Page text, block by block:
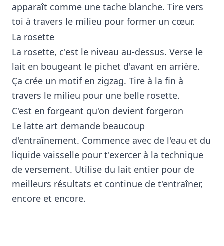
apparaît comme une tache blanche. Tire vers
toi à travers le milieu pour former un cœur.
La rosette
La rosette, c'est le niveau au-dessus. Verse le
lait en bougeant le pichet d'avant en arrière.
Ça crée un motif en zigzag. Tire à la fin à
travers le milieu pour une belle rosette.
C'est en forgeant qu'on devient forgeron
Le latte art demande beaucoup
d'entraînement. Commence avec de l'eau et du
liquide vaisselle pour t'exercer à la technique
de versement. Utilise du lait entier pour de
meilleurs résultats et continue de t'entraîner,
encore et encore.